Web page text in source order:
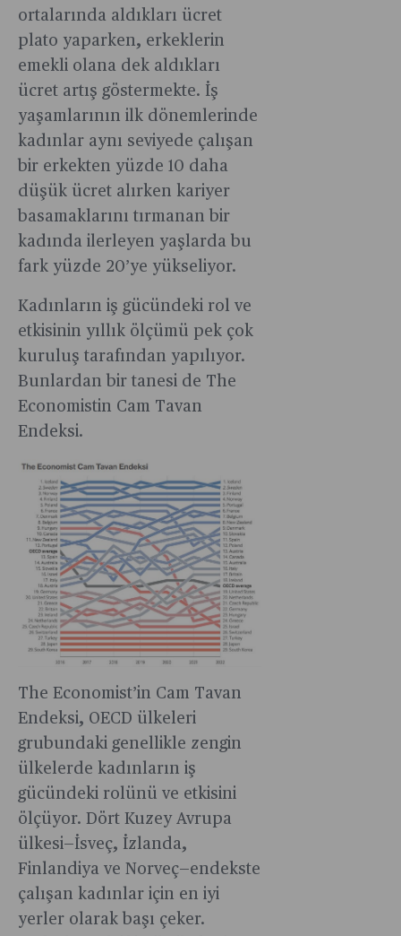
ortalarında aldıkları ücret
plato yaparken, erkeklerin
emekli olana dek aldıkları
ücret artış göstermekte. İş
yaşamlarının ilk dönemlerinde
kadınlar aynı seviyede çalışan
bir erkekten yüzde 10 daha
düşük ücret alırken kariyer
basamaklarını tırmanan bir
kadında ilerleyen yaşlarda bu
fark yüzde 20’ye yükseliyor.
Kadınların iş gücündeki rol ve
etkisinin yıllık ölçümü pek çok
kuruluş tarafından yapılıyor.
Bunlardan bir tanesi de The
Economistin Cam Tavan
Endeksi.
The Economist’in Cam Tavan
Endeksi, OECD ülkeleri
grubundaki genellikle zengin
ülkelerde kadınların iş
gücündeki rolünü ve etkisini
ölçüyor. Dört Kuzey Avrupa
ülkesi—İsveç, İzlanda,
Finlandiya ve Norveç—endekste
çalışan kadınlar için en iyi
yerler olarak başı çeker.